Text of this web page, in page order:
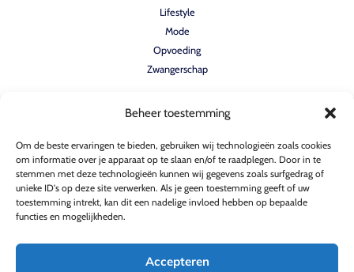
Beheer toestemming
Om de beste ervaringen te bieden, gebruiken wij technologieën zoals cookies
om informatie over je apparaat op te slaan en/of te raadplegen. Door in te
stemmen met deze technologieën kunnen wij gegevens zoals surfgedrag of
unieke ID's op deze site verwerken. Als je geen toestemming geeft of uw
toestemming intrekt, kan dit een nadelige invloed hebben op bepaalde
functies en mogelijkheden.
Accepteren
Lifestyle
Mode
Opvoeding
Zwangerschap
Quicklinks
Home
Verhalen
Contact
Over ons